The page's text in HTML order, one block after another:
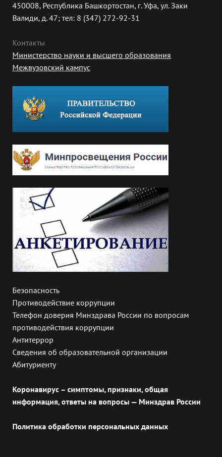
450008, Республика Башкортостан, г. Уфа, ул. Заки
Валиди, д. 47; тел: 8 (347) 272-92-31
Контакты
Министерство науки и высшего образования
Межвузовский кампус
Безопасность
Противодействие коррупции
Телефон доверия Минздрава России по вопросам
противодействия коррупции
Антитеррор
Сведения об образовательной организации
Абитуриенту
Коронавирус – симптомы, признаки, общая
информация, ответы на вопросы — Минздрав России
Политика обработки персональных данных